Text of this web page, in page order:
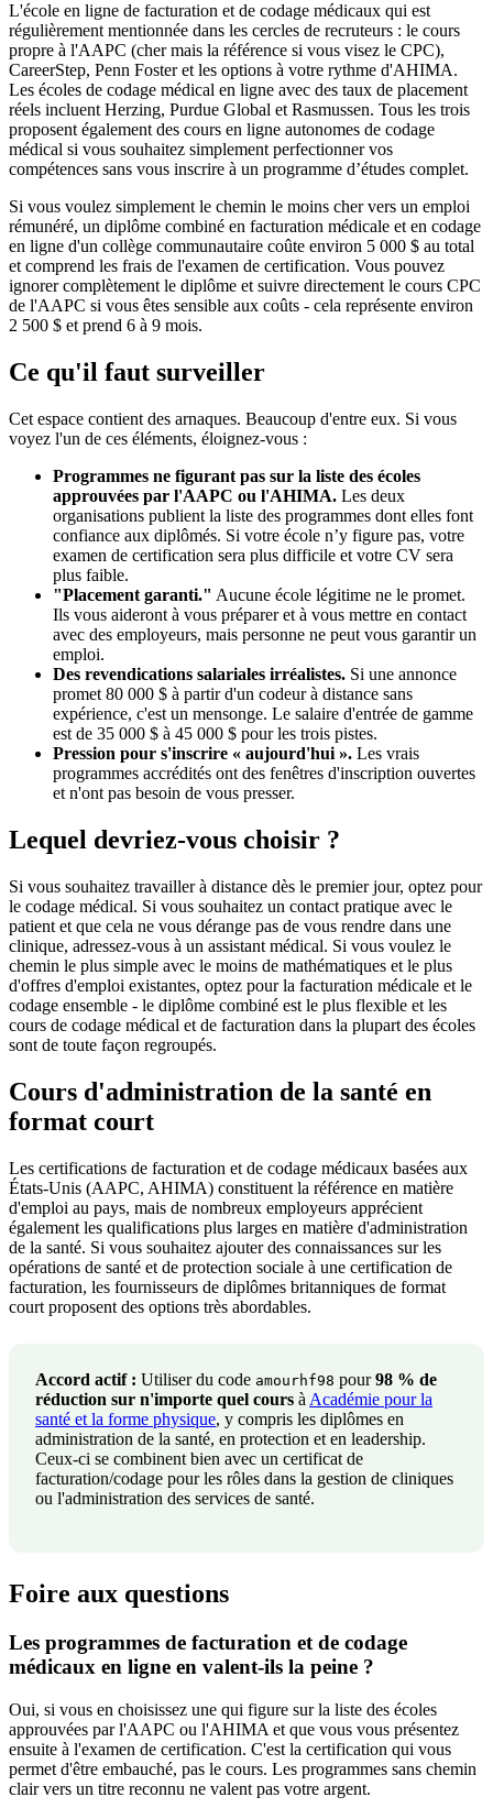
L'école en ligne de facturation et de codage médicaux qui est
régulièrement mentionnée dans les cercles de recruteurs : le cours
propre à l'AAPC (cher mais la référence si vous visez le CPC),
CareerStep, Penn Foster et les options à votre rythme d'AHIMA.
Les écoles de codage médical en ligne avec des taux de placement
réels incluent Herzing, Purdue Global et Rasmussen. Tous les trois
proposent également des cours en ligne autonomes de codage
médical si vous souhaitez simplement perfectionner vos
compétences sans vous inscrire à un programme d’études complet.
Si vous voulez simplement le chemin le moins cher vers un emploi
rémunéré, un diplôme combiné en facturation médicale et en codage
en ligne d'un collège communautaire coûte environ 5 000 $ au total
et comprend les frais de l'examen de certification. Vous pouvez
ignorer complètement le diplôme et suivre directement le cours CPC
de l'AAPC si vous êtes sensible aux coûts - cela représente environ
2 500 $ et prend 6 à 9 mois.
Ce qu'il faut surveiller
Cet espace contient des arnaques. Beaucoup d'entre eux. Si vous
voyez l'un de ces éléments, éloignez-vous :
Programmes ne figurant pas sur la liste des écoles
approuvées par l'AAPC ou l'AHIMA. Les deux
organisations publient la liste des programmes dont elles font
confiance aux diplômés. Si votre école n’y figure pas, votre
examen de certification sera plus difficile et votre CV sera
plus faible.
"Placement garanti." Aucune école légitime ne le promet.
Ils vous aideront à vous préparer et à vous mettre en contact
avec des employeurs, mais personne ne peut vous garantir un
emploi.
Des revendications salariales irréalistes. Si une annonce
promet 80 000 $ à partir d'un codeur à distance sans
expérience, c'est un mensonge. Le salaire d'entrée de gamme
est de 35 000 $ à 45 000 $ pour les trois pistes.
Pression pour s'inscrire « aujourd'hui ». Les vrais
programmes accrédités ont des fenêtres d'inscription ouvertes
et n'ont pas besoin de vous presser.
Lequel devriez-vous choisir ?
Si vous souhaitez travailler à distance dès le premier jour, optez pour
le codage médical. Si vous souhaitez un contact pratique avec le
patient et que cela ne vous dérange pas de vous rendre dans une
clinique, adressez-vous à un assistant médical. Si vous voulez le
chemin le plus simple avec le moins de mathématiques et le plus
d'offres d'emploi existantes, optez pour la facturation médicale et le
codage ensemble - le diplôme combiné est le plus flexible et les
cours de codage médical et de facturation dans la plupart des écoles
sont de toute façon regroupés.
Cours d'administration de la santé en
format court
Les certifications de facturation et de codage médicaux basées aux
États-Unis (AAPC, AHIMA) constituent la référence en matière
d'emploi au pays, mais de nombreux employeurs apprécient
également les qualifications plus larges en matière d'administration
de la santé. Si vous souhaitez ajouter des connaissances sur les
opérations de santé et de protection sociale à une certification de
facturation, les fournisseurs de diplômes britanniques de format
court proposent des options très abordables.
Accord actif : Utiliser du code amourhf98 pour98 % de
réduction sur n'importe quel cours à Académie pour la
santé et la forme physique, y compris les diplômes en
administration de la santé, en protection et en leadership.
Ceux-ci se combinent bien avec un certificat de
facturation/codage pour les rôles dans la gestion de cliniques
ou l'administration des services de santé.
Foire aux questions
Les programmes de facturation et de codage
médicaux en ligne en valent-ils la peine ?
Oui, si vous en choisissez une qui figure sur la liste des écoles
approuvées par l'AAPC ou l'AHIMA et que vous vous présentez
ensuite à l'examen de certification. C'est la certification qui vous
permet d'être embauché, pas le cours. Les programmes sans chemin
clair vers un titre reconnu ne valent pas votre argent.